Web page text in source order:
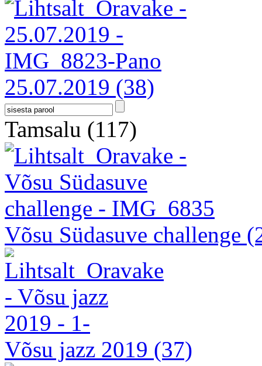
25.07.2019 (38)
Tamsalu (117)
Võsu Südasuve challenge
Võsu jazz 2019 (37)